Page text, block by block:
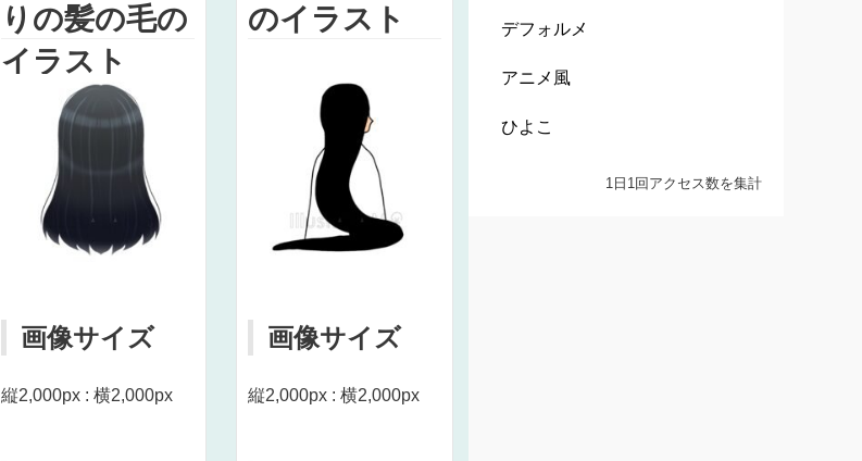
りの髪の毛の
イラスト
画像サイズ
縦2,000px : 横2,000px
のイラスト
画像サイズ
縦2,000px : 横2,000px
デフォルメ
アニメ風
ひよこ
1日1回アクセス数を集計